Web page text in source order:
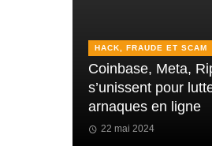
HACK, FRAUDE ET SCAM
Coinbase, Meta,
s’unissent pour
arnaques en ligne
22 mai 2024